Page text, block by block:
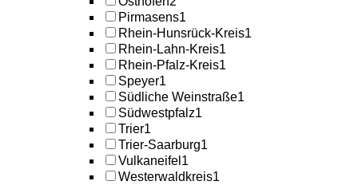
Pirmasens1
Rhein-Hunsrück-Kreis1
Rhein-Lahn-Kreis1
Rhein-Pfalz-Kreis1
Speyer1
Südliche Weinstraße1
Südwestpfalz1
Trier1
Trier-Saarburg1
Vulkaneifel 1
Westerwaldkreis1